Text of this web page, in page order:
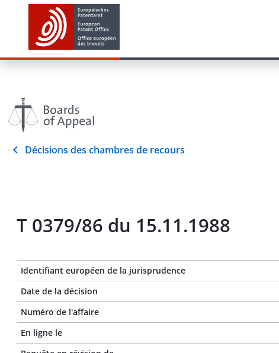
Décisions des chambres de recours
T 0379/86 du 15.11.1988
Identifiant européen de la jurisprudence
Date de la décision
Numéro de l'affaire
En ligne le